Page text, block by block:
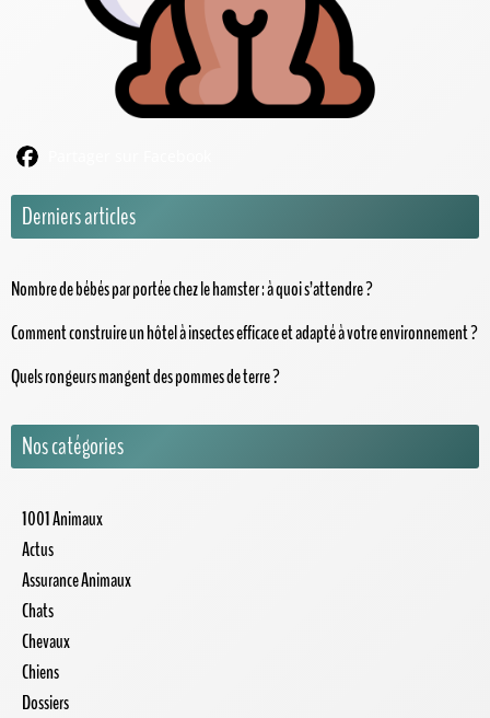
Derniers articles
Nombre de bébés par portée chez le hamster : à quoi s’attendre ?
Comment construire un hôtel à insectes efficace et adapté à votre environnement ?
Quels rongeurs mangent des pommes de terre ?
Nos catégories
1001 Animaux
Actus
Assurance Animaux
Chats
Chevaux
Chiens
Dossiers